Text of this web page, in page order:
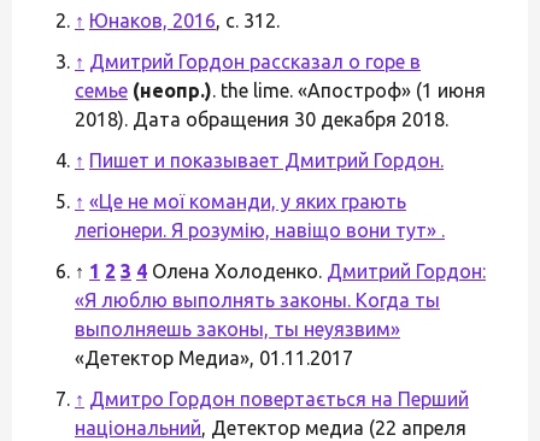
↑ Юнаков, 2016, с. 312.
↑ Дмитрий Гордон рассказал о горе в
семье (неопр.). the lime. «Апостроф» (1 июня
2018). Дата обращения 30 декабря 2018.
↑ Пишет и показывает Дмитрий Гордон.
↑ «Це не мої команди, у яких грають
легіонери. Я розумію, навіщо вони тут» .
↑ 1 2 3 4 Олена Холоденко. Дмитрий Гордон:
«Я люблю выполнять законы. Когда ты
выполняешь законы, ты неуязвим»
«Детектор Медиа», 01.11.2017
↑ Дмитро Гордон повертається на Перший
національний, Детектор медиа (22 апреля